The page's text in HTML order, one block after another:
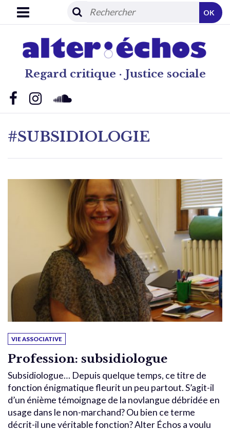
Regard critique · Justice sociale
OK
#SUBSIDIOLOGIE
VIE ASSOCIATIVE
Profession: subsidiologue
Subsidiologue… Depuis quelque temps, ce titre de
fonction énigmatique fleurit un peu partout. S’agit-il
d’un énième témoignage de la novlangue débridée en
usage dans le non-marchand? Ou bien ce terme
décrit-il une véritable fonction? Alter Échos a voulu